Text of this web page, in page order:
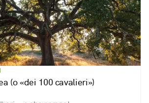
(o «dei 100 cavalieri»)